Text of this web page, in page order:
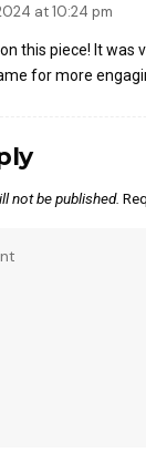
at 10:24 pm
this piece! It was
for more
not be published.